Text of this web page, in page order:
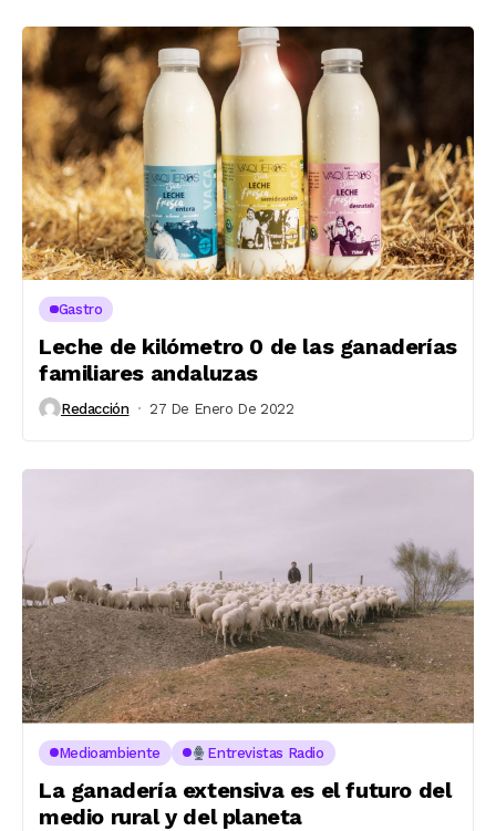
Gastro
Leche de kilómetro 0 de las ganaderías
familiares andaluzas
Redacción 27 De Enero De 2022
Medioambiente Entrevistas Radio
La ganadería extensiva es el futuro del
medio rural y del planeta